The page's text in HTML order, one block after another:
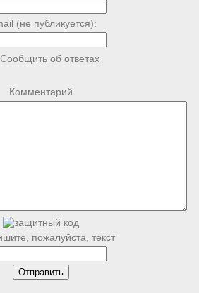
(не публикуется):
Сообщить об ответах
Комментарий
пожалуйста, текст